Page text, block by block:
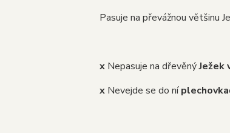
Pasuje na převážnou většinu
x Nepasuje na dřevěnýJežek
x Nevejde se do níplechovka